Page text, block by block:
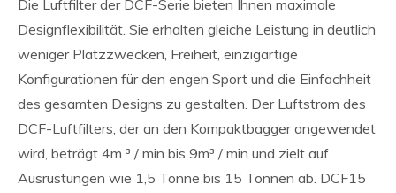
Die Luftfilter der DCF-Serie bieten Ihnen maximale
Designflexibilität. Sie erhalten gleiche Leistung in deutlich
weniger Platzzwecken, Freiheit, einzigartige
Konfigurationen für den engen Sport und die Einfachheit
des gesamten Designs zu gestalten. Der Luftstrom des
DCF-Luftfilters, der an den Kompaktbagger angewendet
wird, beträgt 4m ³ / min bis 9m³ / min und zielt auf
Ausrüstungen wie 1,5 Tonne bis 15 Tonnen ab. DCF15